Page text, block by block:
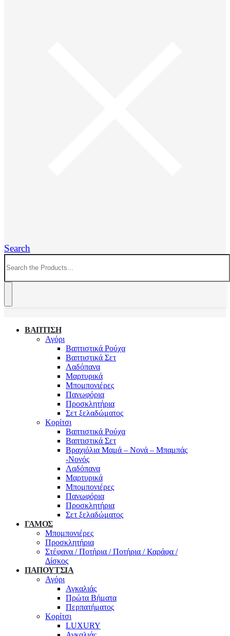
Search
ΒΑΠΤΙΣΗ
Αγόρι
Βαπτιστικά Ρούχα
Βαπτιστικά Σετ
Λαδόπανα
Μαρτυρικά
Μπομπονιέρες
Πανωφόρια
Προσκλητήρια
Σετ ξελαδώματος
Κορίτσι
Βαπτιστικά Ρούχα
Βαπτιστικά Σετ
Βραχιόλια Μαμά – Νονά – Μπαμπάς
-Νονός
Λαδόπανα
Μαρτυρικά
Μπομπονιέρες
Πανωφόρια
Προσκλητήρια
Σετ ξελαδώματος
ΓΑΜΟΣ
Μπομπονιέρες
Προσκλητήρια
Στέφανα / Ποτήρια / Ποτήρια / Καράφα /
Δίσκος
ΠΑΠΟΥΤΣΙΑ
Αγόρι
Αγκαλιάς
Πρώτα Βήματα
Περπατήματος
Κορίτσι
LUXURY